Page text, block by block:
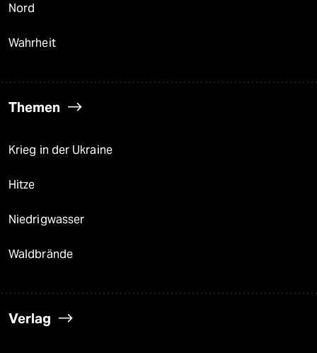
Nord
Wahrheit
Themen
Krieg in der Ukraine
Hitze
Niedrigwasser
Waldbrände
Verlag